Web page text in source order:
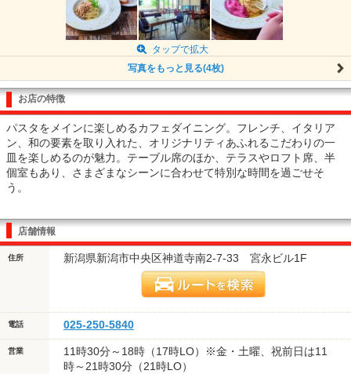
タップで拡大
写真をもっと見る(4枚)
お店の特徴
パスタをメインに楽しめるカフェダイニング。フレンチ、イタリア
ン、和の要素を取り入れた、オリジナリティあふれるこだわりの一
皿を楽しめるのが魅力。テーブル席のほか、テラスやロフト席、半
個室もあり、さまざまなシーンに合わせて特別な時間を過ごせそ
う。
店舗情報
住所 新潟県新潟市中央区神道寺南2-7-33 宮永ビル1F
電話 025-250-5840
営業
11時30分～18時（17時LO）※金・土曜、祝前日は11
時～21時30分（21時LO）